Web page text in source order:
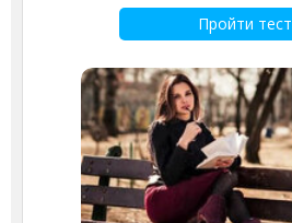
Пройти тест